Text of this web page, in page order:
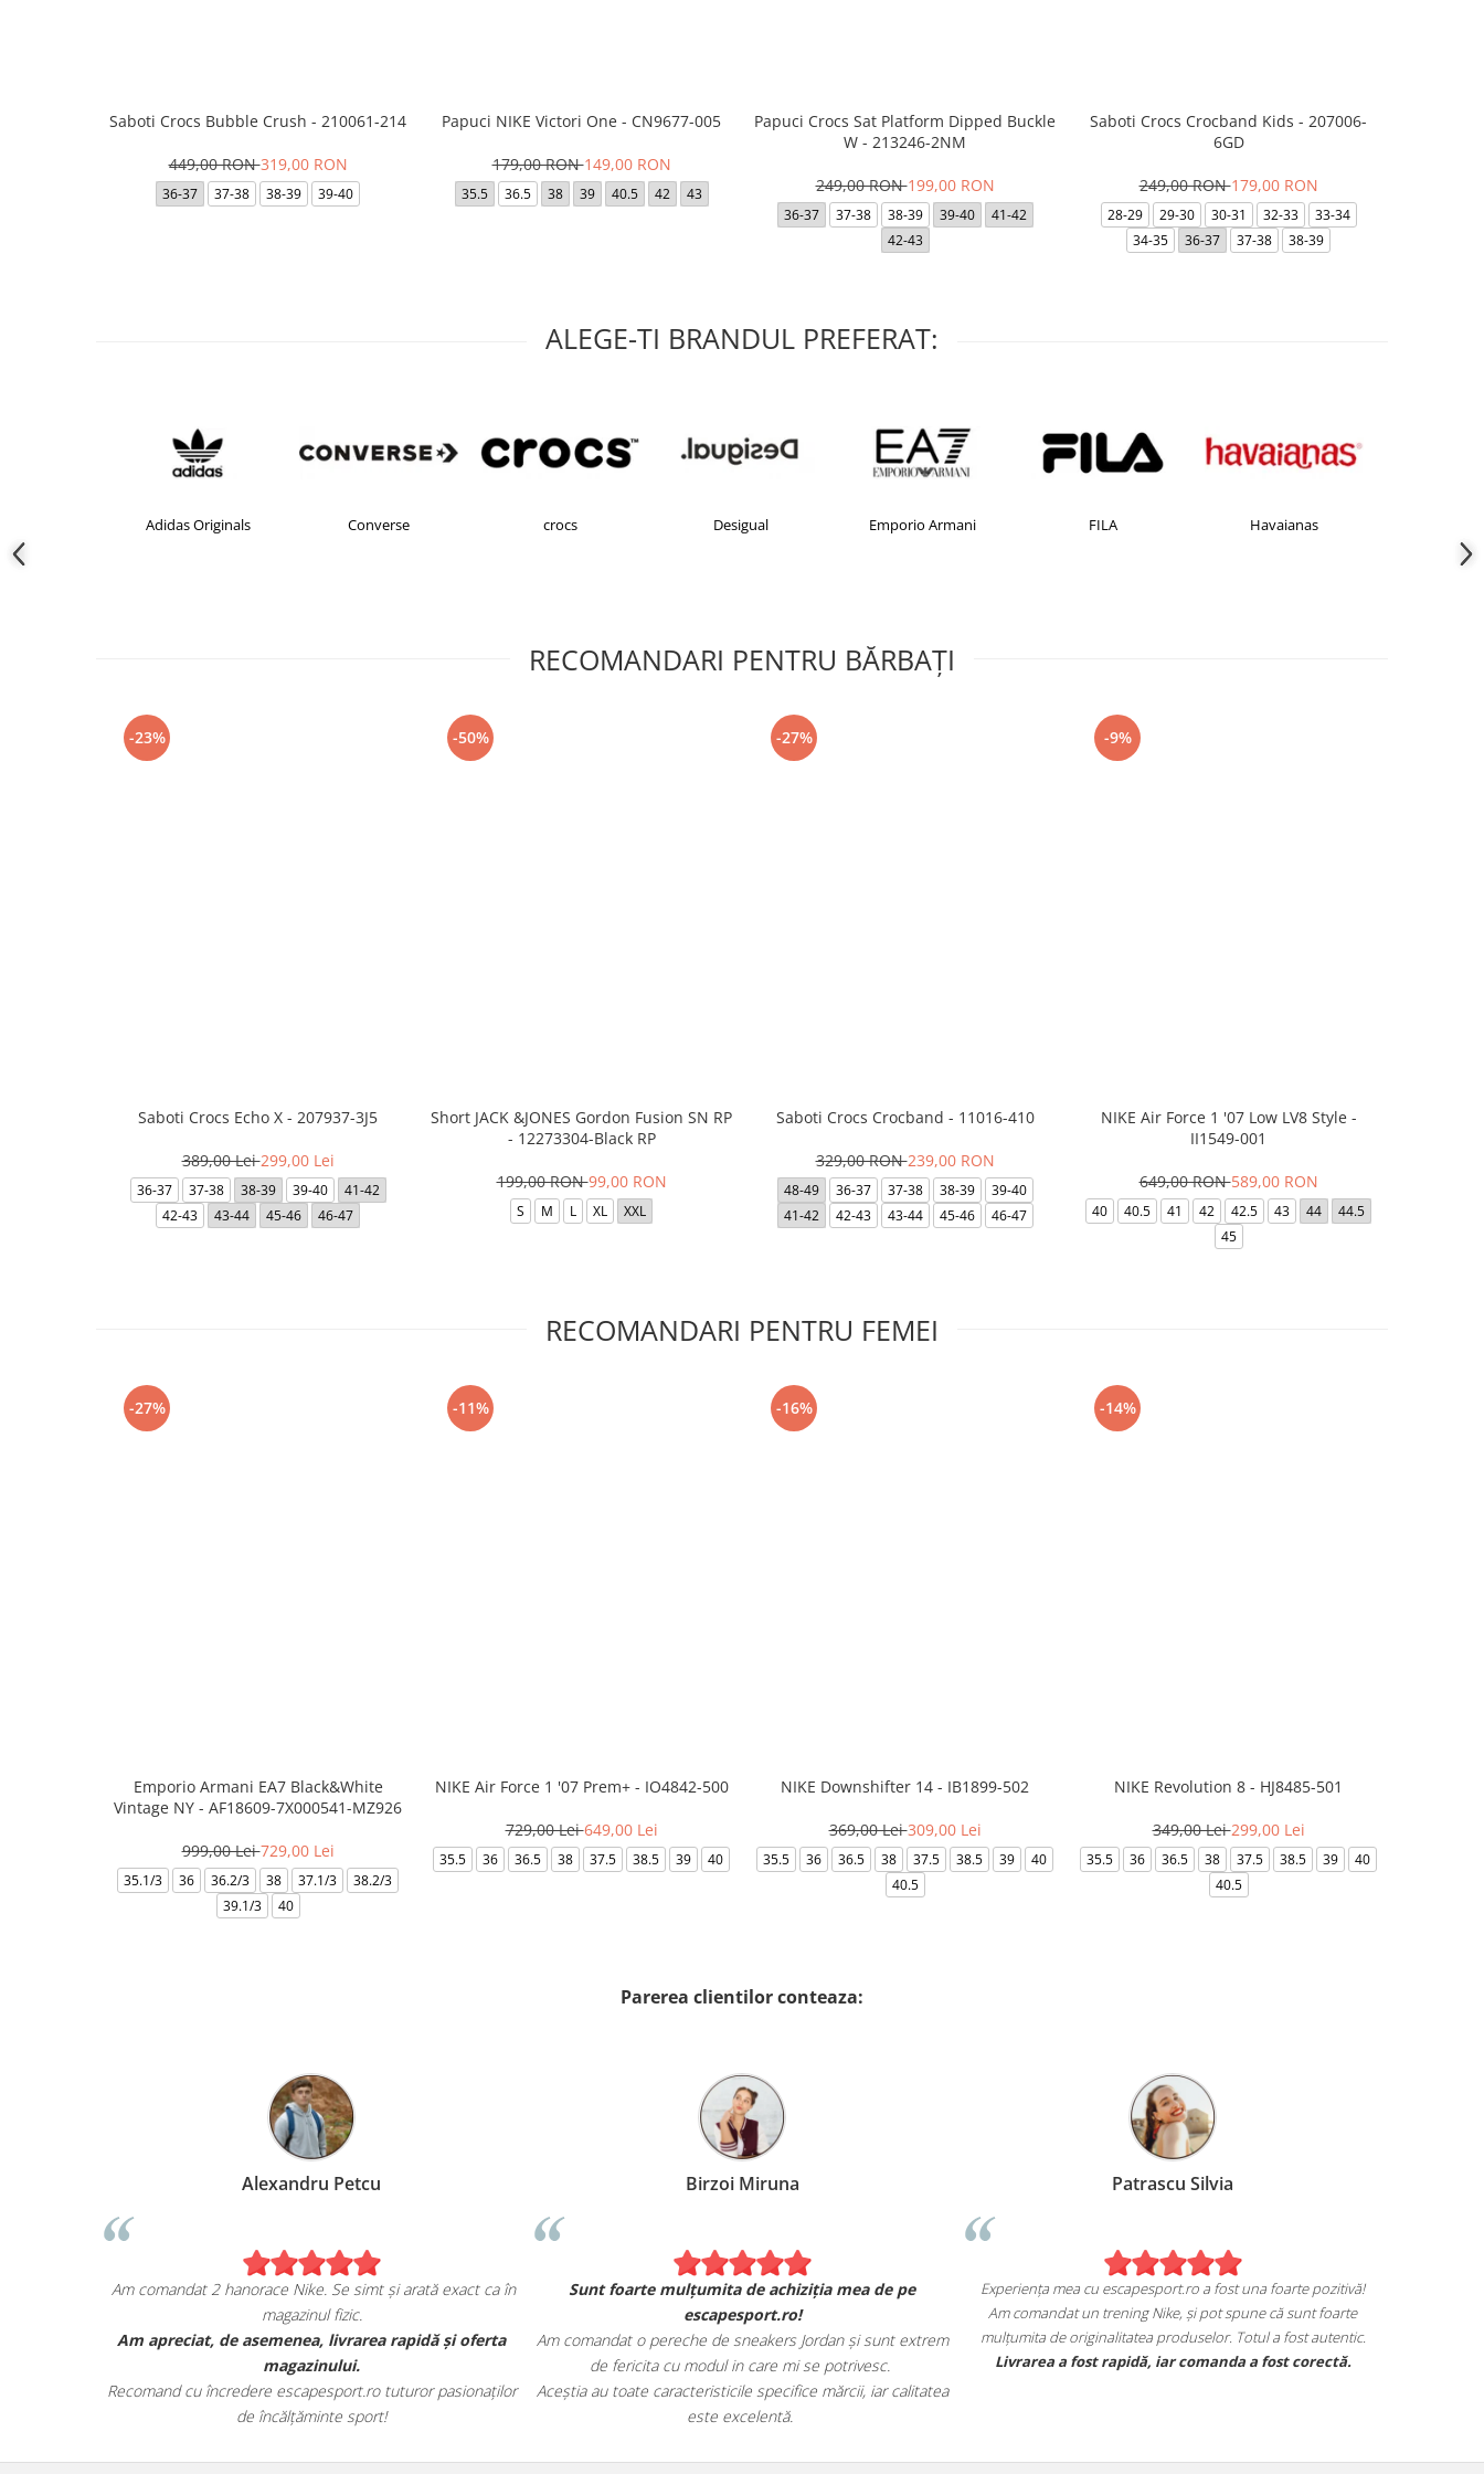
Saboti Crocs Bubble Crush - 210061-214
449,00 RON319,00 RON
36-37 37-38 38-39 39-40
Papuci NIKE Victori One - CN9677-005
179,00 RON149,00 RON
35.5 36.5 38 39 40.5 42 43
Papuci Crocs Sat Platform Dipped Buckle
W - 213246-2NM
249,00 RON199,00 RON
36-37 37-38 38-39 39-40
41-42
42-43
Saboti Crocs Crocband Kids - 207006-
6GD
249,00 RON179,00 RON
28-29 29-30 30-31 32-33
33-34
34-35
36-37 37-38 38-39
ALEGE-TI BRANDUL PREFERAT:
Adidas Originals Converse crocs Desigual Emporio Armani FILA Havaianas
RECOMANDARI PENTRU BĂRBAŢI
-23%
Saboti Crocs Echo X - 207937-3J5
389,00 Lei299,00 Lei
36-37 37-38 38-39 39-40
41-42
42-43
43-44 45-46 46-47
-50%
Short JACK &JONES Gordon Fusion SN RP
- 12273304-Black RP
199,00 RON99,00 RON
S M L XL XXL
-27%
Saboti Crocs Crocband - 11016-410
329,00 RON239,00 RON
48-49 36-37 37-38 38-39
39-40
41-42
42-43 43-44 45-46 46-47
-9%
NIKE Air Force 1 '07 Low LV8 Style -
II1549-001
649,00 RON589,00 RON
40 40.5 41 42 42.5 43 44
44.5
45
RECOMANDARI PENTRU FEMEI
-27%
Emporio Armani EA7 Black&White
Vintage NY - AF18609-7X000541-MZ926
999,00 Lei729,00 Lei
35.1/3 36 36.2/3 38 37.1/3
38.2/3
39.1/3
40
-11%
NIKE Air Force 1 '07 Prem+ - IO4842-500
729,00 Lei649,00 Lei
35.5 36 36.5 38 37.5 38.5 39 40
-16%
NIKE Downshifter 14 - IB1899-502
369,00 Lei309,00 Lei
35.5 36 36.5 38 37.5 38.5 39
40
40.5
-14%
NIKE Revolution 8 - HJ8485-501
349,00 Lei299,00 Lei
35.5 36 36.5 38 37.5 38.5 39
40
40.5
Parerea clientilor conteaza:
Alexandru Petcu
Am comandat 2 hanorace Nike. Se simt și arată exact ca în
magazinul fizic.
Am apreciat, de asemenea, livrarea rapidă și oferta
magazinului.
Recomand cu încredere escapesport.ro tuturor pasionaților
de încălțăminte sport!
Birzoi Miruna
Sunt foarte mulțumita de achiziția mea de pe
escapesport.ro!
Am comandat o pereche de sneakers Jordan și sunt extrem
de fericita cu modul in care mi se potrivesc.
Aceștia au toate caracteristicile specifice mărcii, iar calitatea
este excelentă.
Patrascu Silvia
Experiența mea cu escapesport.ro a fost una foarte pozitivă!
Am comandat un trening Nike, și pot spune că sunt foarte
mulțumita de originalitatea produselor. Totul a fost autentic.
Livrarea a fost rapidă, iar comanda a fost corectă.